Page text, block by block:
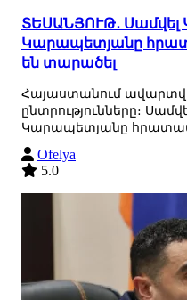
ՏԵՍԱՆՅՈՒԹ․
Կարապետյանը
են տարածել
Հայաստանում
ընտրությունները։
Կարապետյանը հրատապ
Ofelya
5.0